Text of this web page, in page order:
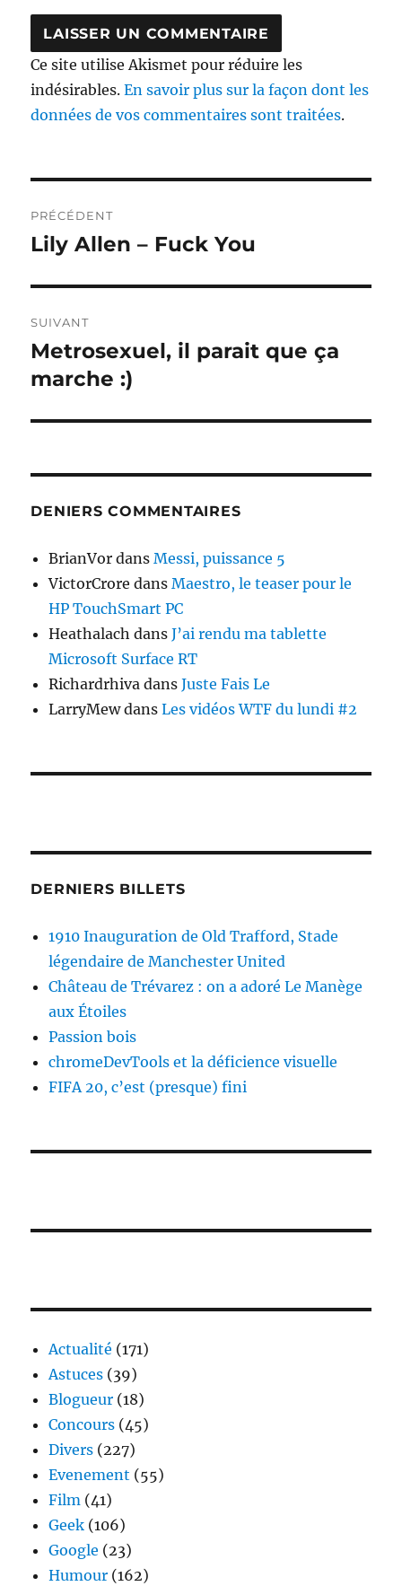
Ce site utilise Akismet pour réduire les
indésirables.En savoir plus sur la façon dont les
données de vos commentaires sont traitées.
de
PRÉCÉDENT
Publication
Lily Allen – Fuck You
SUIVANT
Publication
suivante :
Metrosexuel, il parait que ça
marche :)
DENIERS COMMENTAIRES
BrianVor dansMessi, puissance 5
VictorCrore dansMaestro, le teaser pour le
HP TouchSmart PC
Heathalach dansJ’ai rendu ma tablette
Microsoft Surface RT
Richardrhiva dansJuste Fais Le
LarryMewdansLes vidéos WTF du lundi #2
DERNIERS BILLETS
1910 Inauguration de Old Trafford, Stade
légendaire de Manchester United
Château de Trévarez : on a adoré Le Manège
aux Étoiles
Passion bois
chromeDevTools et la déficience visuelle
FIFA 20, c’est (presque) fini
Actualité (171)
Astuces (39)
Blogueur (18)
Concours (45)
Divers (227)
Evenement (55)
Film (41)
Geek (106)
Google (23)
Humour (162)